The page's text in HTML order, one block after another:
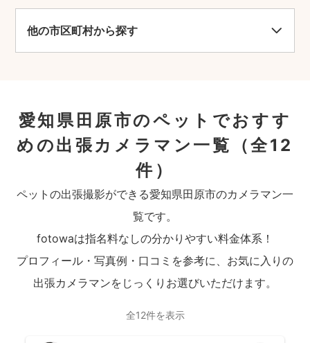
他の市区町村から探す
愛知県田原市のペットでおすす
めの出張カメラマン一覧
（全12
件）
ペットの出張撮影ができる愛知県田原市のカメラマン一
覧です。
fotowaは指名料なしの分かりやすい料金体系！
プロフィール・写真例・口コミを参考に、お気に入りの
出張カメラマンをじっくりお選びいただけます。
全12件を表示